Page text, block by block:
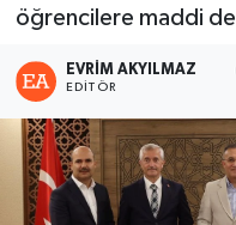
öğrencilere maddi
EVRIM AKYILMAZ
EDITÖR